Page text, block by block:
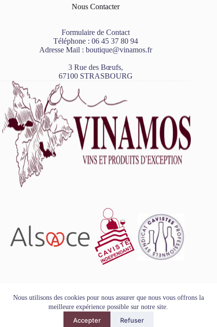
Nous utilisons des cookies pour nous assurer que nous vous offrons la
meilleure expérience possible sur notre site.
Accepter Refuser
Nous Contacter
Formulaire de Contact
Téléphone : 06 45 37 80 94
Adresse Mail : boutique@vinamos.fr
3 Rue des Bœufs,
67100 STRASBOURG
avec modération.
Tous droits réservés - Copyright VINAMOS © 2026
Conditions Générales de Vente